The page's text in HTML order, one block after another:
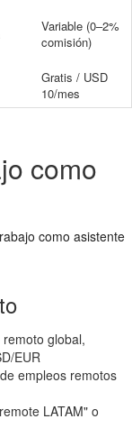
Variable (0–2%
comisión)
Gratis / USD
10/mes
como
como asistente
global,
EUR
empleos remotos
LATAM" o